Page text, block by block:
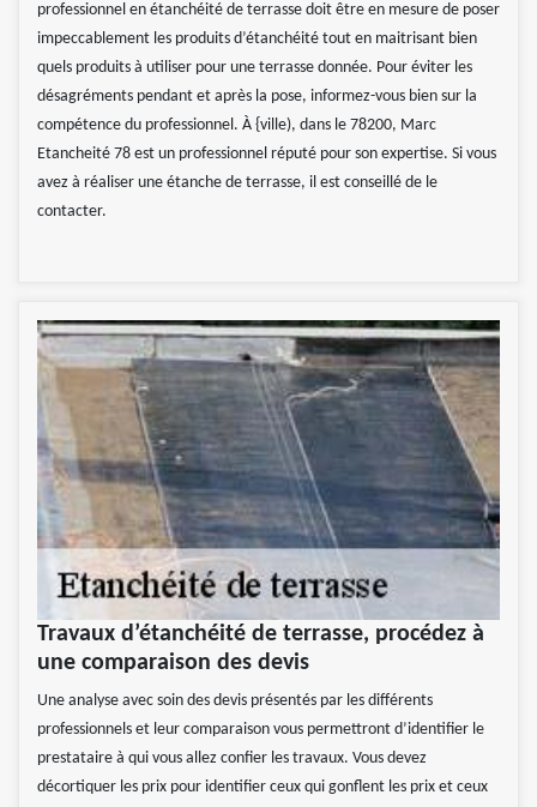
professionnel en étanchéité de terrasse doit être en mesure de poser
impeccablement les produits d’étanchéité tout en maitrisant bien
quels produits à utiliser pour une terrasse donnée. Pour éviter les
désagréments pendant et après la pose, informez-vous bien sur la
compétence du professionnel. À {ville), dans le 78200, Marc
Etancheité 78 est un professionnel réputé pour son expertise. Si vous
avez à réaliser une étanche de terrasse, il est conseillé de le
contacter.
Travaux d’étanchéité de terrasse, procédez à
une comparaison des devis
Une analyse avec soin des devis présentés par les différents
professionnels et leur comparaison vous permettront d’identifier le
prestataire à qui vous allez confier les travaux. Vous devez
décortiquer les prix pour identifier ceux qui gonflent les prix et ceux